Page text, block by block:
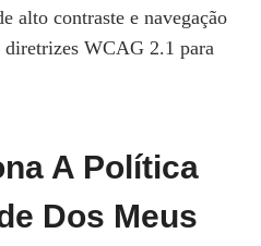
alto contraste e navegação
diretrizes WCAG 2.1 para
A Política
Dos Meus